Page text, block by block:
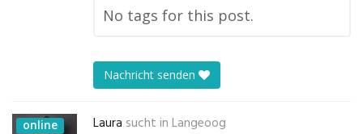
No tags for this post.
Nachricht senden
online Laura sucht in Langeoog